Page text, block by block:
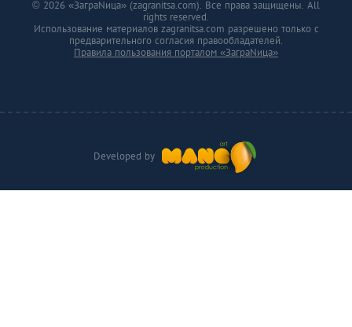
Developed by
© 2026 «ЗаграNица» (zagranitsa.com). Все права защищены. All
rights reserved.
Использование материалов zagranitsa.com разрешено только с
предварительного согласия правообладателей.
Правила пользования порталом «ЗаграNица»